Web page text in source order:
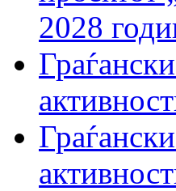
2028